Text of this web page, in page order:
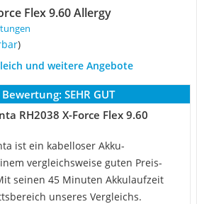
Flex 9.60 Allergy
)
und weitere Angebote
Bewertung: SEHR GUT
RH2038 X-Force Flex 9.60
ist ein kabelloser Akku-
vergleichsweise guten Preis-
seinen 45 Minuten Akkulaufzeit
unseres Vergleichs.